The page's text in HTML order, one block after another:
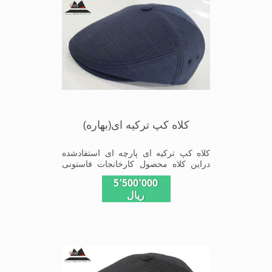
کلاه کپ ترکیه ای(بهاره)
کلاه کپ ترکیه ای پارچه ای استفادشده
دراین کلاه محصول کارخانجات فاستونی
ترویرااست وآستری نخ پنبه
ای(تریکو)استفاده شده شیک ومناسب
5٬500٬000
ریال